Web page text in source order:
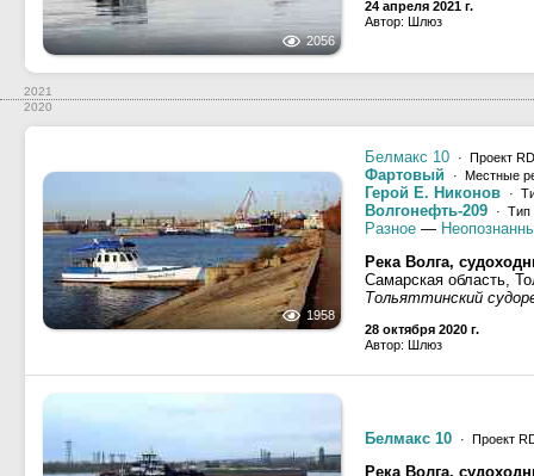
2056
24 апреля 2021 г.
Автор: Шлюз
2021
2020
1958
Белмакс 10 · Проект
Фартовый · Местные
Герой Е. Никонов ·
Волгонефть-209 · Тип
Разное —
Река Волга,
Самарская область,
Тольяттинский
28 октября 2020 г.
Автор: Шлюз
Белмакс 10 · Проект
Река Волга,